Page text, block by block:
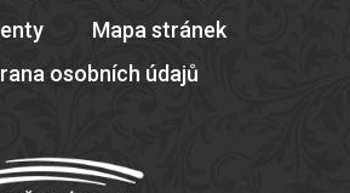
Mapa stránek
osobních údajů